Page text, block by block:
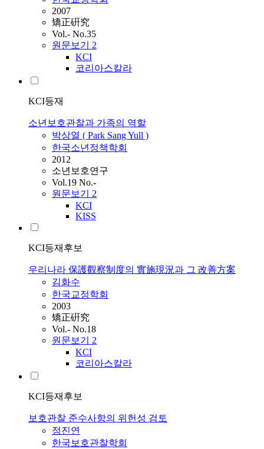
2007
矯正硏究
Vol.- No.35
원문보기 2
KCI
코리아스칼라
KCI등재
소년보호관찰과 가족의 역할
박상열 ( Park Sang Yull )
한국소년정책학회
2012
소년보호연구
Vol.19 No.-
원문보기 2
KCI
KISS
KCI등재후보
우리나라 保護觀察制度의 實施現況과 그 改善方案
김화수
한국교정학회
2003
矯正硏究
Vol.- No.18
원문보기 2
KCI
코리아스칼라
KCI등재후보
보호관찰 준수사항의 위헌성 검토
정진연
한국보호관찰학회